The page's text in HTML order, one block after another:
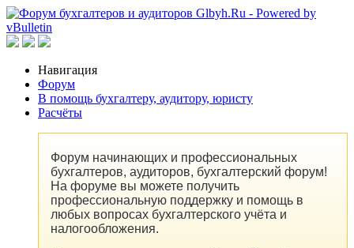
Навигация
Форум
В помощь бухгалтеру, аудитору, юристу
Расчёты
Форум начинающих и профессиональных
бухгалтеров, аудиторов, бухгалтерский форум!
На форуме вы можете получить
профессиональную поддержку и помощь в
любых вопросах бухгалтерского учёта и
налогообложения.